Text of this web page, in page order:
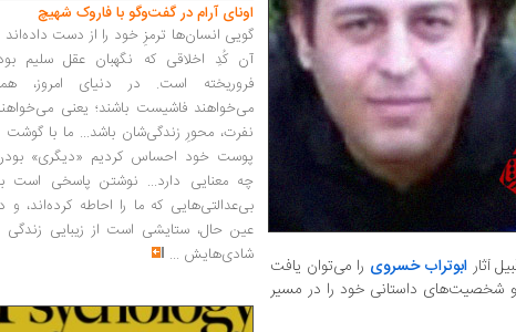
آثار ابوتراب خسروی را می‌توان یافت
و شخصیت‌های داستانی خود را در مسیر
اونای آرام در گفت‌وگو با فاروک شهیچ‭
گویی انسان‌ها ترمزِ خود را از دست داده‌اند
آن کُدِ اخلاقی که نگهبان عقل سلیم
فروریخته است. در دنیای امروز،
می‌خواهند فاشیست باشند؛ یعنی
نفرت، محورِ زندگی‌شان باشد... ما با گوشت
پوست خود احساس کردیم «دیگری»
چه معنایی دارد... نوشتن پاسخی است
بی‌عدالتی‌هایی که ما را احاطه کرده‌اند، و
عین حال، ستایشی است از زیبایی زندگی
شادی‌هایش ...